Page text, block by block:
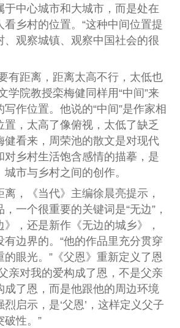
于中心城市和大城市，而是处在
乡村的位置。“这种中间位置提
、观察城镇、观察中国社会的很
距离，距离太高不行，太低也
学院教授栾梅健同样用“中间”来
作位置。他说的“中间”是作家相
置，太高了像俯视，太低了缺乏
健看来，周荣池的散文是对现代
对乡村生活饱含感情的描摹，是
市与乡村之间的创作。
《当代》主编徐晨亮提示，
一个很重要的关键词是“无边”，
，还是新作《无边的城乡》，
边界的。“他的作品里充分贯穿
的眼光。”《父恩》重新定义了恩
亲对我的爱构成了恩，不是父亲
成了恩，而是他跟他的周边环境
启示，是‘父恩’，这样定义父子
破性。”